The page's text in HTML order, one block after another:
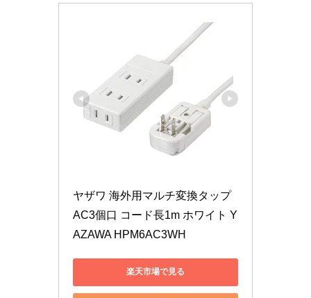
ヤザワ 海外用マルチ変換タップ
AC3個口 コード長1m ホワイト Y
AZAWA HPM6AC3WH
楽天市場で見る